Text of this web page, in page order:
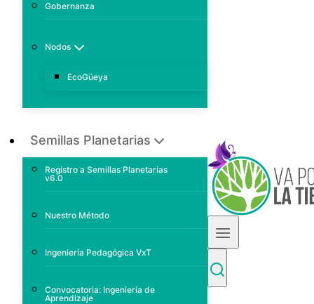
Gobernanza
Nodos
EcoGüeya
Semillas Planetarias
Registro a Semillas Planetarias
v6.0
Nuestro Método
Ingeniería Pedagógica VxT
Convocatoria: Ingeniería de
Aprendizaje